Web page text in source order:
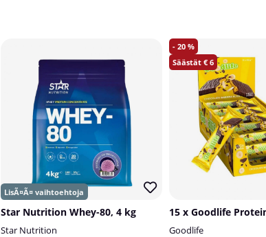
Star Nutrition Whey-80, 4 kg
Star Nutrition
20
6
15 x Goodlife
Goodlife